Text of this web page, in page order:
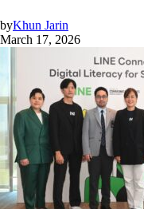
byKhun Jarin
March 17, 2026